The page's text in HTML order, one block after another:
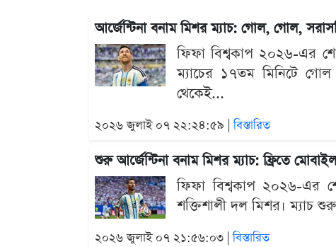
আর্জেন্টিনা বনাম মিশর ম্যাচ: গোল, গোল,
ফিফা বিশ্বকাপ ২০২৬-এর
ম্যাচের ১৭তম মিনিটে গোল
থেকেই...
২০২৬ জুলাই ০৭ ২২:২৪:৫৯ |বিস্তারিত
শুরু আর্জেন্টিনা বনাম মিশর ম্যাচ: ফ্রিতে
ফিফা বিশ্বকাপ ২০২৬-এর
শক্তিশালী দল মিশর। ম্যাচ
২০২৬ জুলাই ০৭ ২১:৫৬:০৩ |বিস্তারিত